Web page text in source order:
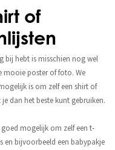
of
bij hebt is misschien nog wel
mooie poster of foto. We
is om zelf een shirt of
dan het beste kunt gebruiken.
mogelijk om zelf een t-
en bijvoorbeeld een babypakje